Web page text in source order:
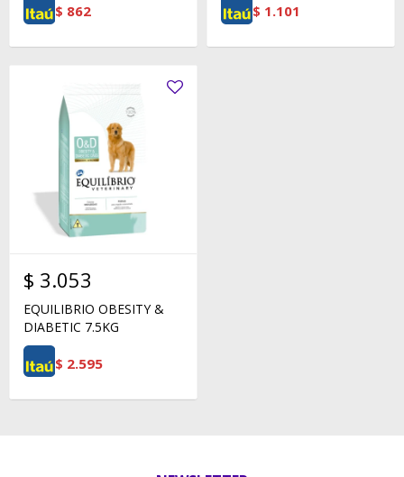
$ 862 $ 1.101
$ 3.053
EQUILIBRIO OBESITY &
DIABETIC 7.5KG
$ 2.595